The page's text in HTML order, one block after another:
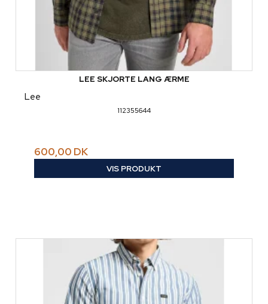
LEE SKJORTE LANG ÆRME
Lee
112355644
600,00 DK
VIS PRODUKT